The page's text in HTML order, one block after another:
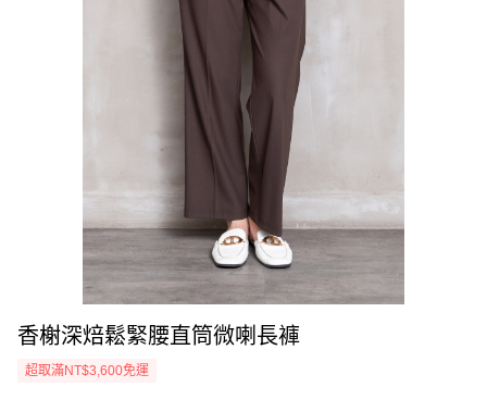
香榭深焙鬆緊腰直筒微喇長褲
超取滿NT$3,600免運